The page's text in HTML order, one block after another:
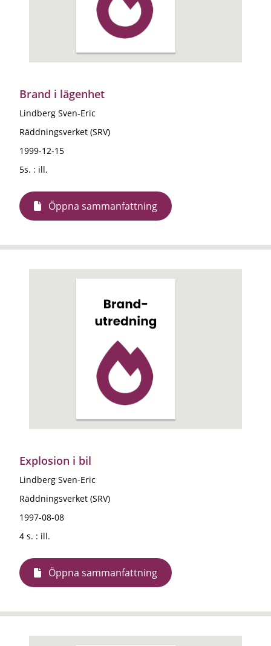
Brand i lägenhet
Lindberg Sven-Eric
Räddningsverket (SRV)
1999-12-15
5s. : ill.
Öppna sammanfattning
Explosion i bil
Lindberg Sven-Eric
Räddningsverket (SRV)
1997-08-08
4 s. : ill.
Öppna sammanfattning